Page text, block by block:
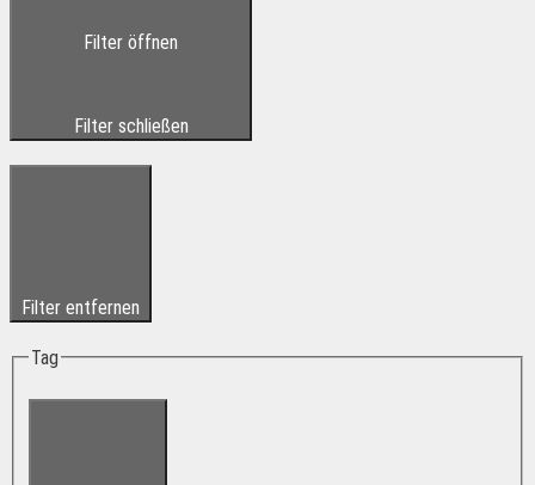
Filter öffnen
Filter schließen
Filter entfernen
Tag